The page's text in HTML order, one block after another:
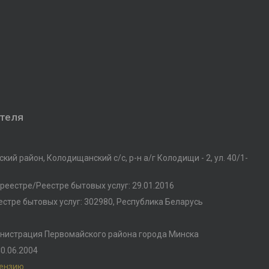
район, Колодищанский с/с, р-н а/г Колодищи - 2, ул. 40/1-
Реестре бытовых услуг: 29.01.2016
бытовых услуг: 302980, Республика Беларусь
Первомайского района города Минска